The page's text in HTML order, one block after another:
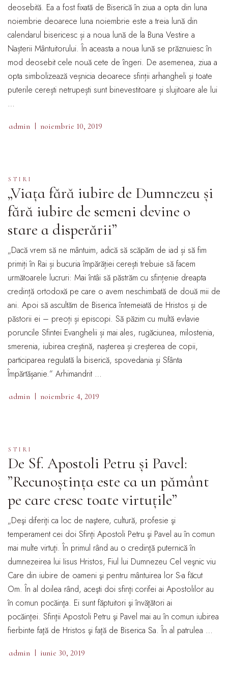
deosebită. Ea a fost fixată de Biserică în ziua a opta din luna
noiembrie deoarece luna noiembrie este a treia lună din
calendarul bisericesc și a noua lună de la Buna Vestire a
Nașterii Mântuitorului. În aceasta a noua lună se prăznuiesc în
mod deosebit cele nouă cete de îngeri. De asemenea, ziua a
opta simbolizează veșnicia deoarece sfinții arhangheli și toate
puterile cerești netrupești sunt binevestitoare și slujitoare ale lui
…
admin noiembrie 10, 2019
STIRI
„Viața fără iubire de Dumnezeu și
fără iubire de semeni devine o
stare a disperării”
„Dacă vrem să ne mântuim, adică să scăpăm de iad și să fim
primiți în Rai și bucuria împărăției cerești trebuie să facem
următoarele lucruri: Mai întâi să păstrăm cu sfințenie dreapta
credință ortodoxă pe care o avem neschimbată de două mii de
ani. Apoi să ascultăm de Biserica întemeiată de Hristos și de
păstorii ei – preoți și episcopi. Să păzim cu multă evlavie
poruncile Sfintei Evanghelii și mai ales, rugăciunea, milostenia,
smerenia, iubirea creștină, nașterea și creșterea de copii,
participarea regulată la biserică, spovedania și Sfânta
Împărtășanie.” Arhimandrit …
admin noiembrie 4, 2019
STIRI
De Sf. Apostoli Petru și Pavel:
”Recunoștința este ca un pământ
pe care cresc toate virtuțile”
„Deşi diferiţi ca loc de naştere, cultură, profesie şi
temperament cei doi Sfinţi Apostoli Petru şi Pavel au în comun
mai multe virtuţi. În primul rând au o credinţă puternică în
dumnezeirea lui Iisus Hristos, Fiul lui Dumnezeu Cel veşnic viu
Care din iubire de oameni şi pentru mântuirea lor S-a făcut
Om. În al doilea rând, aceşti doi sfinţi corifei ai Apostolilor au
în comun pocăinţa. Ei sunt făptuitori şi învăţători ai
pocăinţei. Sfinţii Apostoli Petru şi Pavel mai au în comun iubirea
fierbinte faţă de Hristos şi faţă de Biserica Sa. În al patrulea …
admin iunie 30, 2019